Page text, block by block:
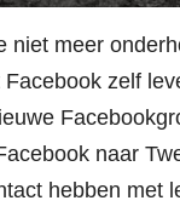
niet meer
zelf
naar
hebben met